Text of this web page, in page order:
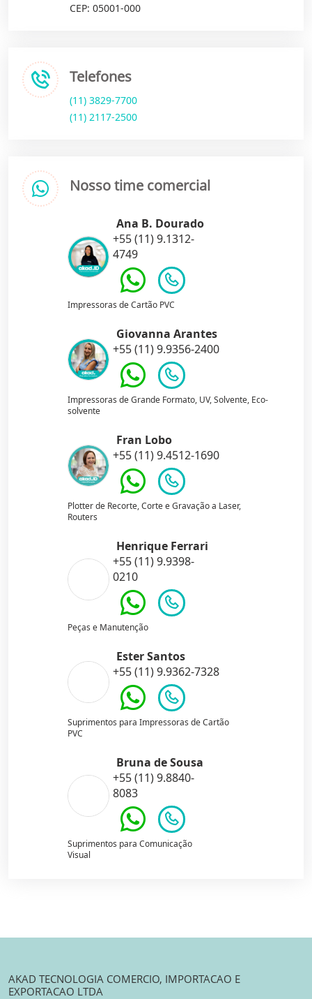
CEP: 05001-000
Telefones
(11) 3829-7700
(11) 2117-2500
Nosso time comercial
Ana B. Dourado
+55 (11) 9.1312-
4749
Impressoras de Cartão PVC
Giovanna Arantes
+55 (11) 9.9356-2400
Impressoras de Grande Formato, UV, Solvente, Eco-
solvente
Fran Lobo
+55 (11) 9.4512-1690
Plotter de Recorte, Corte e Gravação a Laser,
Routers
Henrique Ferrari
+55 (11) 9.9398-
0210
Peças e Manutenção
Ester Santos
+55 (11) 9.9362-7328
Suprimentos para Impressoras de Cartão
PVC
Bruna de Sousa
+55 (11) 9.8840-
8083
Suprimentos para Comunicação
Visual
AKAD TECNOLOGIA COMERCIO, IMPORTACAO E
EXPORTACAO LTDA